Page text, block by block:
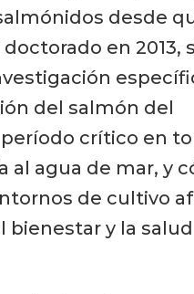
desde
en 2013,
del salmón del
crítico en
al agua de mar, y
de cultivo
bienestar y la